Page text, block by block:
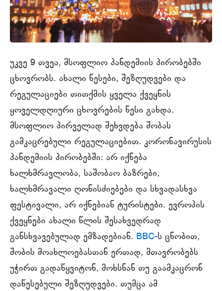
უკვე 9 თვეა, მსოფლიო პანდემიის პირობებში
ცხოვრობს. ახალი წესები, შეზღუდვები და
რეგულაციები თითქმის ყველა ქვეყნის
ყოველდღიური ცხოვრების წესი გახდა.
მსოფლიო პირველად შეხვდება შობას
გამკაცრებული რეგულაციებით. კორონავირუსის
პანდემიის პირობებში: არ იქნება
ხალხმრავლობა, საშობაო ბაზრები,
ხალხმრავალი ღონისძიებები და სხვადასხვა
ფესტივალი, არ იქნებიან ტურისტები. ევროპის
ქვეყნები ახალი წლის შესახვედრად
განსხვავებულად ემზადებიან. BBC-ს ცნობით,
შობის მოახლოებასთან ერთად, მთავრობებს
უჭირთ გადაწყვიტონ, მოხსნან თუ გაამკაცრონ
დაწესებული შეზღუდვები. თუმცა ამ